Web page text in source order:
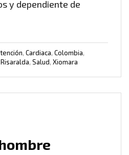
y dependiente de
, Cardiaca, Colombia,
Risaralda, Salud, Xiomara